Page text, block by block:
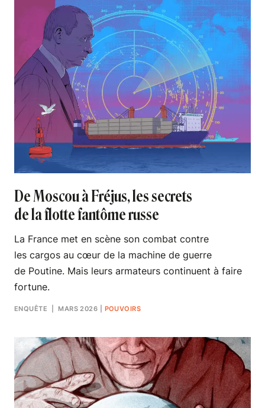
De Moscou à Fréjus, les secrets
de la flotte fantôme russe
La France met en scène son combat contre
les cargos au cœur de la machine de guerre
de Poutine. Mais leurs armateurs continuent à faire
fortune.
ENQUÊTE | MARS 2026 POUVOIRS